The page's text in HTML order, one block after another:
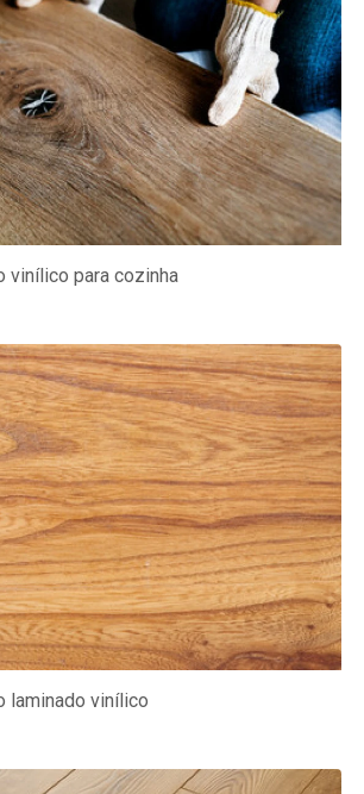
vinílico para cozinha
laminado vinílico